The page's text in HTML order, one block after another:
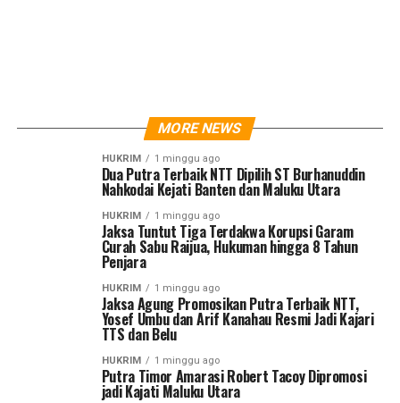
MORE NEWS
HUKRIM 1 minggu ago
Dua Putra Terbaik NTT Dipilih ST Burhanuddin
Nahkodai Kejati Banten dan Maluku Utara
HUKRIM 1 minggu ago
Jaksa Tuntut Tiga Terdakwa Korupsi Garam
Curah Sabu Raijua, Hukuman hingga 8 Tahun
Penjara
HUKRIM 1 minggu ago
Jaksa Agung Promosikan Putra Terbaik NTT,
Yosef Umbu dan Arif Kanahau Resmi Jadi Kajari
TTS dan Belu
HUKRIM 1 minggu ago
Putra Timor Amarasi Robert Tacoy Dipromosi
jadi Kajati Maluku Utara